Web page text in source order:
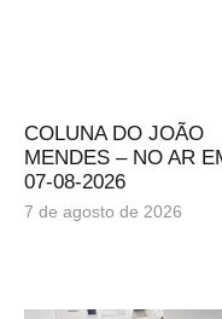
COLUNA DO JOÃO
MENDES – NO AR
07-08-2026
7 de agosto de 2026